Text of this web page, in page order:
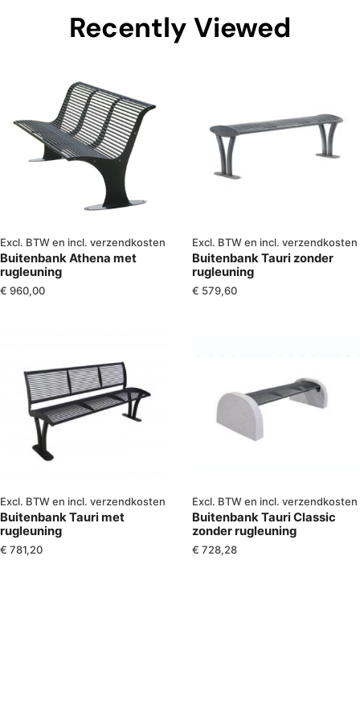
Recently Viewed
Excl. BTW en incl. verzendkosten
Buitenbank Athena met
rugleuning
€ 960,00
Excl. BTW en incl. verzendkosten
Buitenbank Tauri zonder
rugleuning
€ 579,60
Excl. BTW en incl. verzendkosten
Buitenbank Tauri met
rugleuning
€ 781,20
Excl. BTW en incl. verzendkosten
Buitenbank Tauri Classic
zonder rugleuning
€ 728,28